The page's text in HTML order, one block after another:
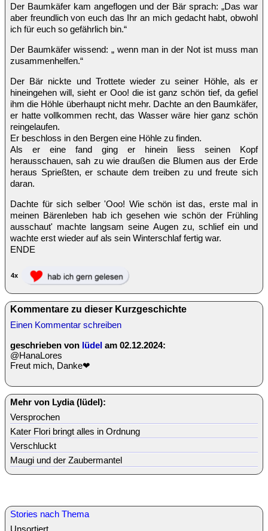
Der Baumkäfer kam angeflogen und der Bär sprach: „Das war
aber freundlich von euch das Ihr an mich gedacht habt, obwohl
ich für euch so gefährlich bin.“
Der Baumkäfer wissend: „ wenn man in der Not ist muss man
zusammenhelfen.“
Der Bär nickte und Trottete wieder zu seiner Höhle, als er
hineingehen will, sieht er Ooo! die ist ganz schön tief, da gefiel
ihm die Höhle überhaupt nicht mehr. Dachte an den Baumkäfer,
er hatte vollkommen recht, das Wasser wäre hier ganz schön
reingelaufen.
Er beschloss in den Bergen eine Höhle zu finden.
Als er eine fand ging er hinein liess seinen Kopf
herausschauen, sah zu wie draußen die Blumen aus der Erde
heraus Sprießten, er schaute dem treiben zu und freute sich
daran.
Dachte für sich selber 'Ooo! Wie schön ist das, erste mal in
meinen Bärenleben hab ich gesehen wie schön der Frühling
ausschaut' machte langsam seine Augen zu, schlief ein und
wachte erst wieder auf als sein Winterschlaf fertig war.
ENDE
4x
Kommentare zu dieser Kurzgeschichte
Einen Kommentar schreiben
geschrieben von lüdel am 02.12.2024:
@HanaLores
Freut mich, Danke❤
Mehr von Lydia (lüdel):
Versprochen
Kater Flori bringt alles in Ordnung
Verschluckt
Maugi und der Zaubermantel
Stories nach Thema
Unsortiert